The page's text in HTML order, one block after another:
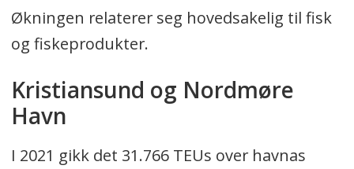
Økningen relaterer seg hovedsakelig til fisk
og fiskeprodukter.
Kristiansund og Nordmøre
Havn
I 2021 gikk det 31.766 TEUs over havnas